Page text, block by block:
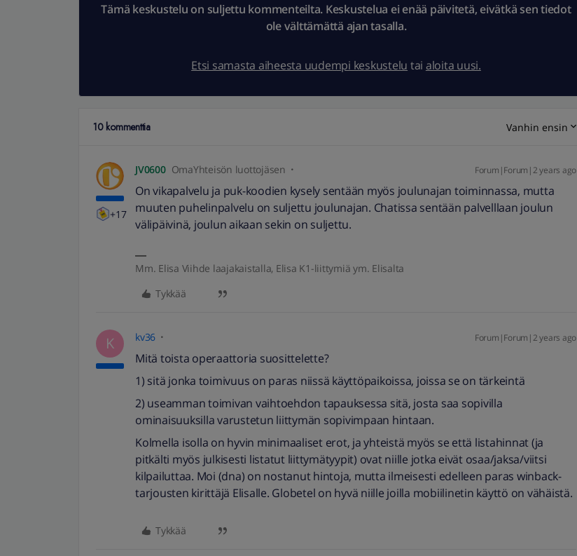
Tämä keskustelu on suljettu kommenteilta. Keskustelua ei enää päivitetä, eivätkä sen tiedot
ole välttämättä ajan tasalla.
Etsi samasta aiheesta uudempi keskustelu tai aloita uusi.
10 kommenttia Vanhin ensin
+17
JV0600 OmaYhteisön luottojäsen Forum|Forum|2 years ago
On vikapalvelu ja puk-koodien kysely sentään myös joulunajan toiminnassa, mutta
muuten puhelinpalvelu on suljettu joulunajan. Chatissa sentään palvelllaan joulun
välipäivinä, joulun aikaan sekin on suljettu.
Mm. Elisa Viihde laajakaistalla, Elisa K1-liittymiä ym. Elisalta
Tykkää
K kv36 Forum|Forum|2 years ago
Mitä toista operaattoria suosittelette?
1) sitä jonka toimivuus on paras niissä käyttöpaikoissa, joissa se on tärkeintä
2) useamman toimivan vaihtoehdon tapauksessa sitä, josta saa sopivilla
ominaisuuksilla varustetun liittymän sopivimpaan hintaan.
Kolmella isolla on hyvin minimaaliset erot, ja yhteistä myös se että listahinnat (ja
pitkälti myös julkisesti listatut liittymätyypit) ovat niille jotka eivät osaa/jaksa/viitsi
kilpailuttaa. Moi (dna) on nostanut hintoja, mutta ilmeisesti edelleen paras winback-
tarjousten kirittäjä Elisalle. Globetel on hyvä niille joilla mobiilinetin käyttö on vähäistä.
Tykkää